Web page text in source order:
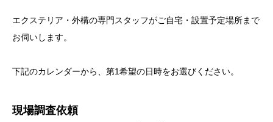
エクステリア・外構の専門スタッフがご自宅・設置予定場所まで
お伺いします。
下記のカレンダーから、第1希望の日時をお選びください。
現場調査依頼